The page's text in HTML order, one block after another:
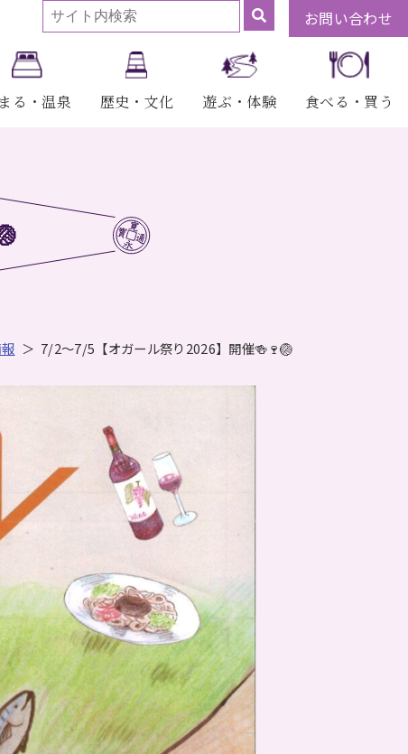
る・温泉 歴史・文化 遊ぶ・体験 食べる・買う
お問い合わせ
7/2～7/5【オガール祭り2026】開催🍻🍷🏐